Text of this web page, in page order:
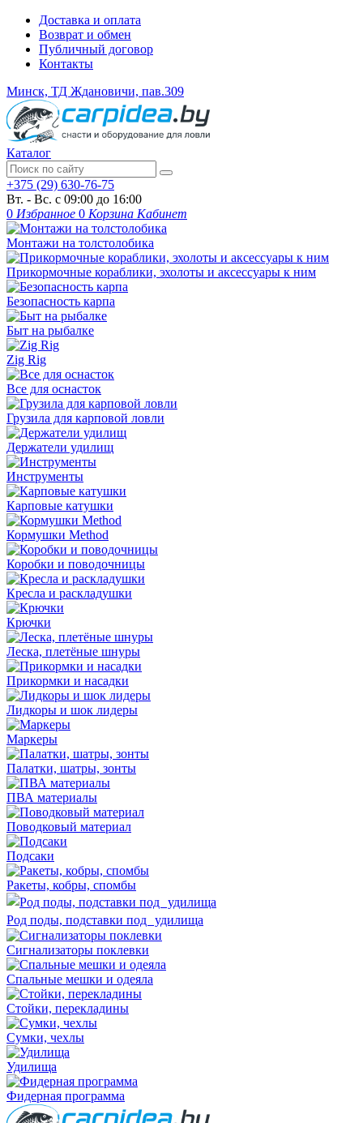
Доставка и оплата
Возврат и обмен
Публичный договор
Контакты
Минск, ТД Ждановичи, пав.309
Каталог
+375 (29) 630-76-75
Вт. - Вс. с 09:00 до 16:00
0 Избранное 0 Корзина Кабинет
Монтажи на толстолобика
Прикормочные кораблики, эхолоты и аксессуары к ним
Безопасность карпа
Быт на рыбалке
Zig Rig
Все для оснасток
Грузила для карповой ловли
Держатели удилищ
Инструменты
Карповые катушки
Кормушки Method
Коробки и поводочницы
Кресла и раскладушки
Крючки
Леска, плетёные шнуры
Прикормки и насадки
Лидкоры и шок лидеры
Маркеры
Палатки, шатры, зонты
ПВА материалы
Поводковый материал
Подсаки
Ракеты, кобры, спомбы
Род поды, подставки под удилища
Сигнализаторы поклевки
Спальные мешки и одеяла
Стойки, перекладины
Сумки, чехлы
Удилища
Фидерная программа